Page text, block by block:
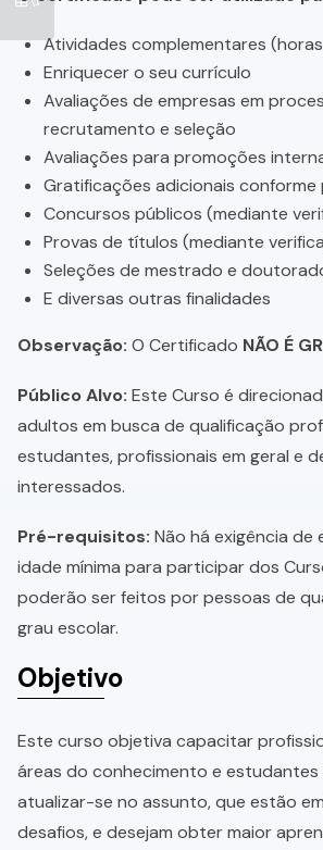
Atividades complementares
Enriquecer o seu currículo
Avaliações de empresas em
recrutamento e seleção
Avaliações para promoções
Gratificações adicionais conforme
Concursos públicos (mediante
Provas de títulos (mediante
Seleções de mestrado e
E diversas outras finalidades
Observação: O Certificado NÃO É
Público Alvo: Este Curso é
adultos em busca de qualificação
estudantes, profissionais em geral e
interessados.
Pré-requisitos: Não há exigência de
idade mínima para participar dos
poderão ser feitos por pessoas de
grau escolar.
Objetivo
Este curso objetiva capacitar
áreas do conhecimento e estudantes
atualizar-se no assunto, que estão
desafios, e desejam obter maior